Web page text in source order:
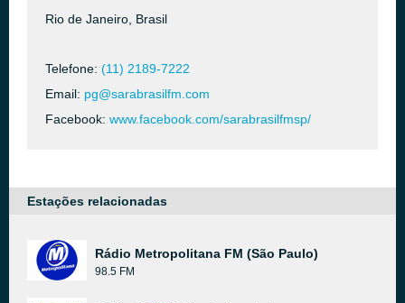
Rio de Janeiro, Brasil
Telefone: (11) 2189-7222
Email: pg@sarabrasilfm.com
Facebook: www.facebook.com/sarabrasilfmsp/
Estações relacionadas
Rádio Metropolitana FM (São Paulo)
98.5 FM